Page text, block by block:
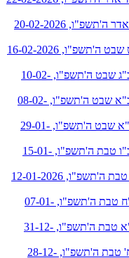
לחץ להאזנה לשעור מיום שישי ג' אדר ה'תשפ"ו, 20-02-2026
לחץ להאזנה לשעור מיום שני כ"ט שבט ה'תשפ"ו, 16-02-2026
לחץ להאזנה לשעור מיום שלישי כ"ג שבט ה'תשפ"ו, 10-02-
לחץ להאזנה לשעור מיום ראשון כ"א שבט ה'תשפ"ו, 08-02-
לחץ להאזנה לשעור מיום חמישי י"א שבט ה'תשפ"ו, 29-01-
לחץ להאזנה לשעור מיום חמישי כ"ו טבת ה'תשפ"ו, 15-01-
לחץ להאזנה לשעור מיום שני כ"ג טבת ה'תשפ"ו, 12-01-2026
לחץ להאזנה לשעור מיום רביעי י"ח טבת ה'תשפ"ו, 07-01-
לחץ להאזנה לשעור מיום רביעי י"א טבת ה'תשפ"ו, 31-12-
לחץ להאזנה לשעור מיום ראשון ח' טבת ה'תשפ"ו, 28-12-